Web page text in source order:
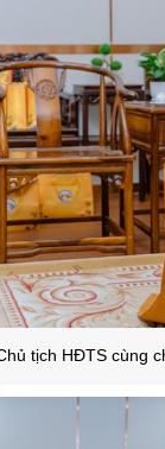
tịch HĐTS cùng